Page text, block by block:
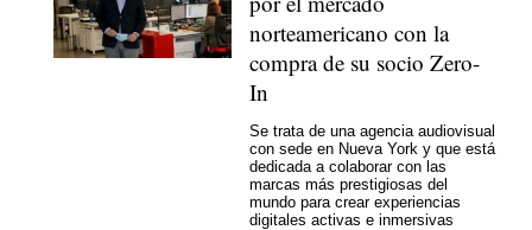
norteamericano con la
compra de su socio Zero-
In
Se trata de una agencia audiovisual
con sede en Nueva York y que está
dedicada a colaborar con las
marcas más prestigiosas del
mundo para crear experiencias
digitales activas e inmersivas